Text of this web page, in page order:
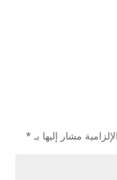
مشار إليها بـ *